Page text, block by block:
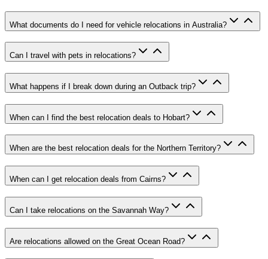
What documents do I need for vehicle relocations in Australia?
Can I travel with pets in relocations?
What happens if I break down during an Outback trip?
When can I find the best relocation deals to Hobart?
When are the best relocation deals for the Northern Territory?
When can I get relocation deals from Cairns?
Can I take relocations on the Savannah Way?
Are relocations allowed on the Great Ocean Road?